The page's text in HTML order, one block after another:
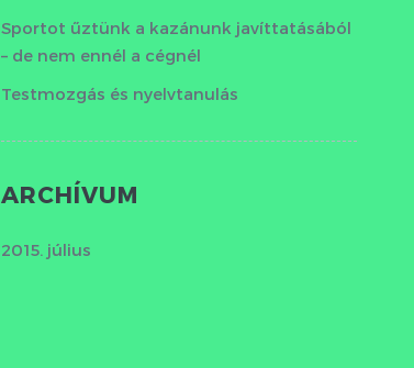
Sportot űztünk a kazánunk javíttatásából
– de nem ennél a cégnél
Testmozgás és nyelvtanulás
ARCHÍVUM
2015. július